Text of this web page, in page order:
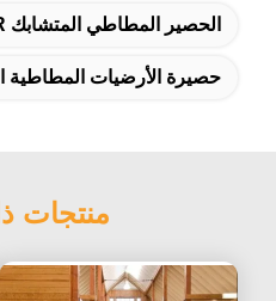
الحصير المطاطي المتشابك SBR
حصيرة الأرضيات المطاطية
منتجات